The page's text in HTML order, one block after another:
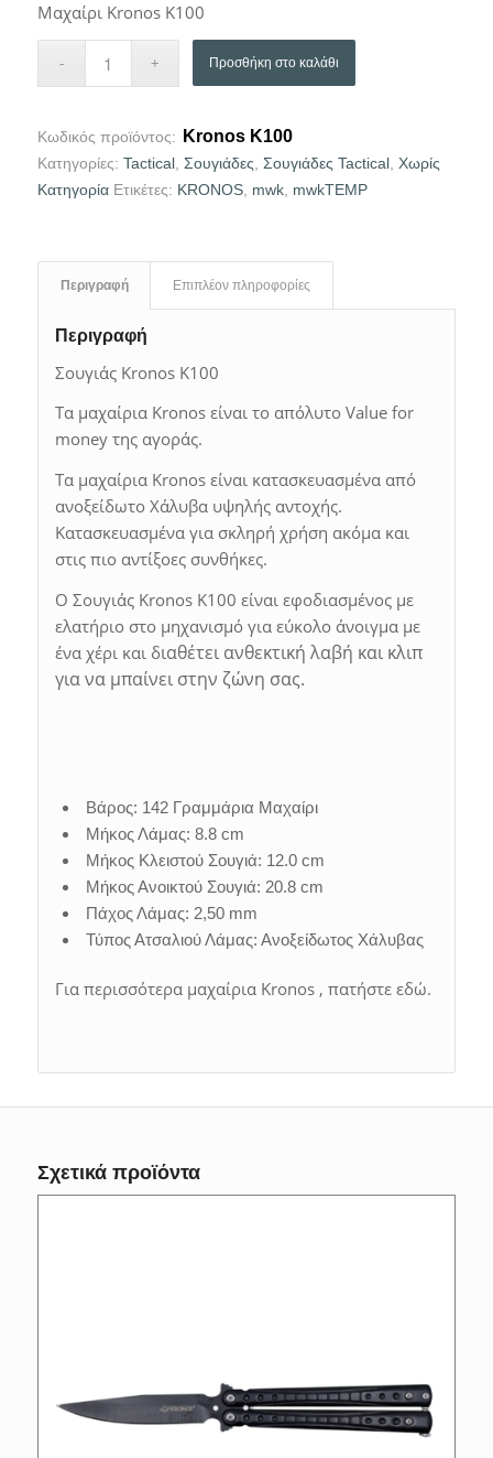
Μαχαίρι Kronos K100
Προσθήκη στο καλάθι
Κωδικός προϊόντος: Kronos K100
Κατηγορίες: Tactical, Σουγιάδες Σουγιάδες Tactical, Χωρίς
Κατηγορία Ετικέτες: KRONOS, mwk, mwkTEMP
Περιγραφή Επιπλέον πληροφορίες
Περιγραφή
Σουγιάς Kronos K100
Τα μαχαίρια Kronos είναι το απόλυτο Value for
money της αγοράς.
Τα μαχαίρια Kronos είναι κατασκευασμένα από
ανοξείδωτο Χάλυβα υψηλής αντοχής.
Κατασκευασμένα για σκληρή χρήση ακόμα και
στις πιο αντίξοες συνθήκες.
Ο Σουγιάς Kronos K100 είναι εφοδιασμένος με
ελατήριο στο μηχανισμό για εύκολο άνοιγμα με
ένα χέρι και διαθέτει ανθεκτική λαβή και κλιπ
για να μπαίνει στην ζώνη σας.
Βάρος: 142 Γραμμάρια Μαχαίρι
Μήκος Λάμας: 8.8 cm
Μήκος Κλειστού Σουγιά: 12.0 cm
Μήκος Ανοικτού Σουγιά: 20.8 cm
Πάχος Λάμας: 2,50 mm
Τύπος Ατσαλιού Λάμας: Ανοξείδωτος Χάλυβας
Για περισσότερα μαχαίρια Kronos , πατήστε εδώ.
Σχετικά προϊόντα